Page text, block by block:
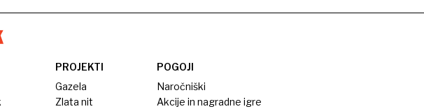
PROJEKTI
Gazela
Zlata nit
POGOJI
Naročniški
Akcije in nagradne igre